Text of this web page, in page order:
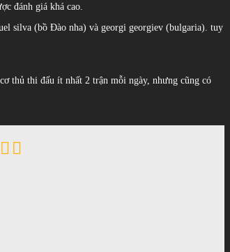
đánh giá khá cao.
silva (bồ Đào nha) và georgi georgiev (bulgaria). tuy
thủ thi đấu ít nhất 2 trận mỗi ngày, nhưng cũng có